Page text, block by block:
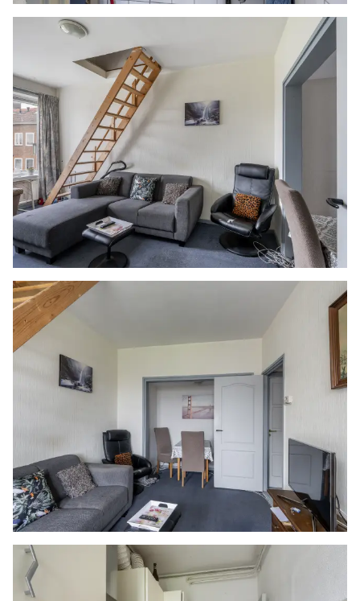
aansprakelijkheid voor geleden schade wegens
het niet juist naleven van deze
zelfbewoningsplicht.
Gunning
Verkoper behoudt zich uitdrukkelijk het recht
voor het object te gunnen aan de gegadigde
van zijn keuze.
Nadrukkelijk zij vermeld dat alle informatie in
deze brochure moet beschouwd worden als een
uitnodiging tot het doen van een bod of om in
onderhandeling te treden. Er kunnen geen
rechten worden ontleend aan deze informatie.
Vlietlanden NVM Makelaars streeft ernaar de
informatie op haar website / brochures en
andere uitingen zo actueel en nauwkeurig
mogelijk weer te geven. Hoewel de informatie
met de grootst mogelijke zorgvuldigheid is
samengesteld aanvaarden wij geen enkele
aansprakelijkheid ten aanzien van de juistheid
van de vermelde gegevens.